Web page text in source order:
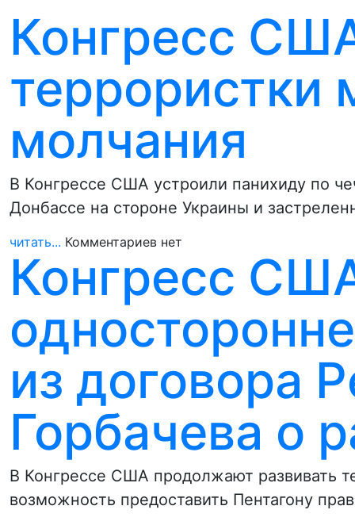
Конгресс
террористки
молчания
В Конгрессе США устроили панихиду по
Донбассе на стороне Украины и
читать... Комментариев нет
Конгресс
из договора
Горбачева о
В Конгрессе США продолжают развивать
возможность предоставить Пентагону